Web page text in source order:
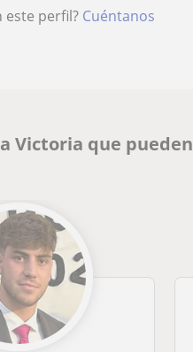
este perfil? Cuéntanos
Victoria que